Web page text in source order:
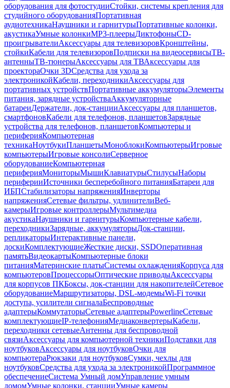
оборудования для фотостудииСтойки, системы крепления для
студийного оборудованияПортативная
аудиотехникаНаушники и гарнитурыПортативные колонки,
акустикаУмные колонкиMP3-плеерыДиктофоныCD-
проигрывателиАксессуары для телевизоровКронштейны,
стойкиКабели для телевизоровПодписки на видеосервисыТВ-
антенныТВ-тюнерыАксессуары для ТВАксессуары для
проектораОчки 3DСредства для ухода за
электроникойКабели, переходникиАксессуары для
портативных устройствПортативные аккумуляторыЭлементы
питания, зарядные устройстваАккумуляторные
батареиДержатели, док-станцииАксессуары для планшетов,
смартфоновКабели для телефонов, планшетовЗарядные
устройства для телефонов, планшетовКомпьютеры и
периферияКомпьютерная
техникаНоутбукиПланшетыМоноблокиКомпьютерыИгровые
компьютерыИгровые консолиСерверное
оборудованиеКомпьютерная
периферияМониторыМышиКлавиатурыСтилусыНаборы
периферииИсточники бесперебойного питанияБатареи для
ИБПСтабилизаторы напряженияИнверторы
напряженияСетевые фильтры, удлинителиВеб-
камерыИгровые контроллерыМультимедиа
акустикаНаушники и гарнитурыКомпьютерные кабели,
переходникиЗарядные, аккумуляторыДок-станции,
репликаторыИнтерактивные панели,
доскиКомплектующиеЖесткие диски, SSDОперативная
памятьВидеокартыКомпьютерные блоки
питанияМатеринские платыСистемы охлажденияКорпуса для
компьютеровПроцессорыОптические приводыАксессуары
для корпусов ПКБоксы, док-станции для накопителейСетевое
оборудованиеМаршрутизаторы, DSL-модемыWi-Fi точки
доступа, усилители сигналаБеспроводные
адаптерыКоммутаторыСетевые адаптерыPowerlineСетевые
комплектующиеIP-телефонияМедиаконвертерыКабели,
переходники сетевыеАнтенны для беспроводной
связиАксессуары для компьютерной техникиПодставки для
ноутбуковАксессуары для ноутбуковОчки для
компьютераРюкзаки для ноутбуковСумки, чехлы для
ноутбуковСредства для ухода за электроникойПрограммное
обеспечениеСистема Умный домУправление умным
домомУмные колонки, станцииУмные камеры